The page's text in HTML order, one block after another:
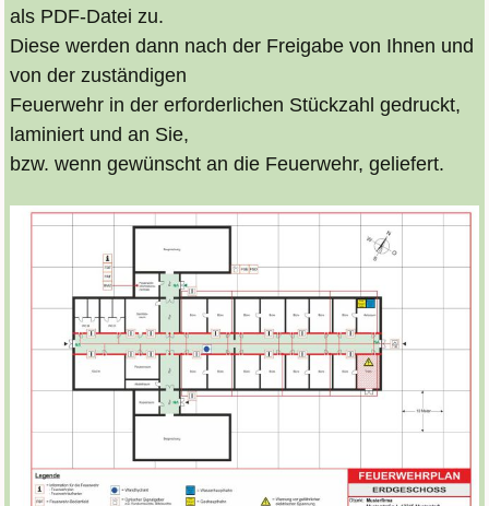
als PDF-Datei zu.
Diese werden dann nach der Freigabe von Ihnen und
von der zuständigen
Feuerwehr in der erforderlichen Stückzahl gedruckt,
laminiert und an Sie,
bzw. wenn gewünscht an die Feuerwehr, geliefert.